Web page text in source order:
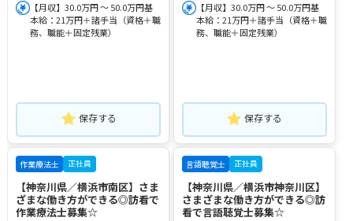
【月収】30.0万円 ～ 50.0万円基
本給：21万円＋諸手当（資格＋職
務、職能＋固定残業）
保存する
【月収】30.0万円 ～ 50.0万円基
本給：21万円＋諸手当（資格＋職
務、職能＋固定残業）
保存する
作業療法士 正社員
【神奈川県／横浜市南区】さま
ざまな働き方ができる◎訪看で
作業療法士募集☆
言語聴覚士 正社員
【神奈川県／横浜市神奈川区】
さまざまな働き方ができる◎訪
看で言語聴覚士募集☆